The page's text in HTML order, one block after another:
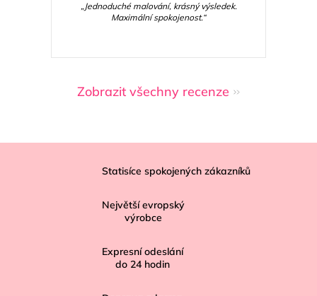
„Jednoduché malování, krásný výsledek.
Maximální spokojenost.“
Zobrazit všechny recenze
Statisíce spokojených zákazníků
Největší evropský
výrobce
Expresní odeslání
do 24 hodin